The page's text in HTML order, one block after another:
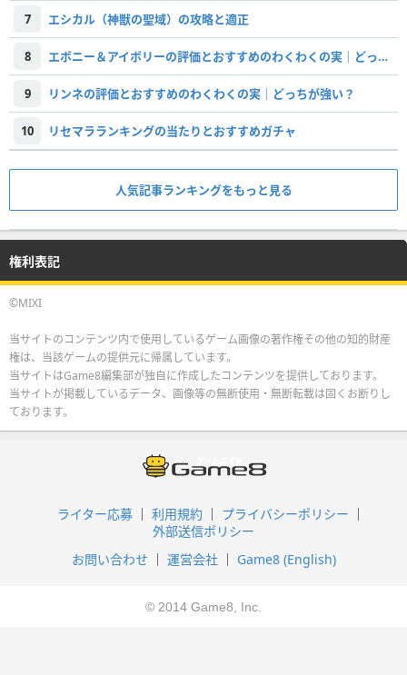
7 エシカル（神獣の聖域）の攻略と適正
8 エボニー＆アイボリーの評価とおすすめのわくわくの実｜どっちが強い？
9 リンネの評価とおすすめのわくわくの実｜どっちが強い？
10 リセマラランキングの当たりとおすすめガチャ
人気記事ランキングをもっと見る
権利表記
©MIXI
当サイトのコンテンツ内で使用しているゲーム画像の著作権その他の知的財産
権は、当該ゲームの提供元に帰属しています。
当サイトはGame8編集部が独自に作成したコンテンツを提供しております。
当サイトが掲載しているデータ、画像等の無断使用・無断転載は固くお断りし
ております。
ライター応募 利用規約
プライバシーポリシー
外部送信ポリシー
お問い合わせ
運営会社 Game8 (English)
© 2014 Game8, Inc.